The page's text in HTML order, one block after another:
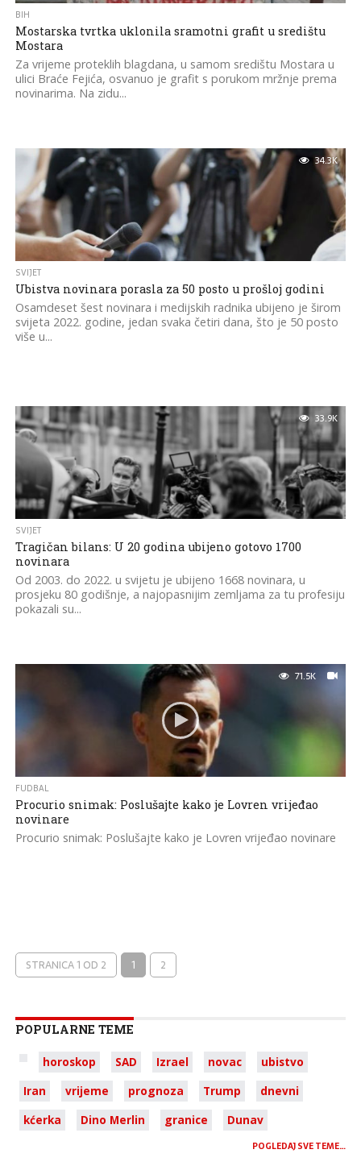
BIH
Mostarska tvrtka uklonila sramotni grafit u središtu
Mostara
Za vrijeme proteklih blagdana, u samom središtu Mostara u
ulici Braće Fejića, osvanuo je grafit s porukom mržnje prema
novinarima. Na zidu...
34.3K
SVIJET
Ubistva novinara porasla za 50 posto u prošloj godini
Osamdeset šest novinara i medijskih radnika ubijeno je širom
svijeta 2022. godine, jedan svaka četiri dana, što je 50 posto
više u...
33.9K
SVIJET
Tragičan bilans: U 20 godina ubijeno gotovo 1700
novinara
Od 2003. do 2022. u svijetu je ubijeno 1668 novinara, u
prosjeku 80 godišnje, a najopasnijim zemljama za tu profesiju
pokazali su...
71.5K
FUDBAL
Procurio snimak: Poslušajte kako je Lovren vrijeđao
novinare
Procurio snimak: Poslušajte kako je Lovren vrijeđao novinare
STRANICA 1 OD 2 1 2
POPULARNE TEME
horoskop SAD Izrael novac
ubistvo
Iran
vrijeme prognoza Trump
dnevni
kćerka
Dino Merlin granice Dunav
POGLEDAJ SVE TEME…